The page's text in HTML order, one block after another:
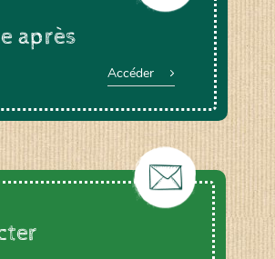
après
Accéder